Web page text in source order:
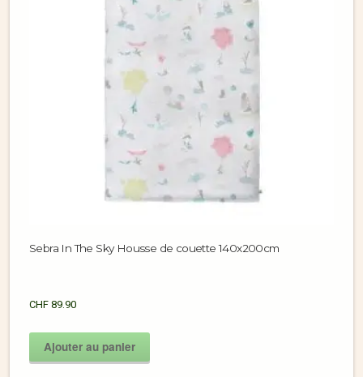
Sebra In The Sky Housse de couette 140x200cm
CHF 89.90
Ajouter au panier